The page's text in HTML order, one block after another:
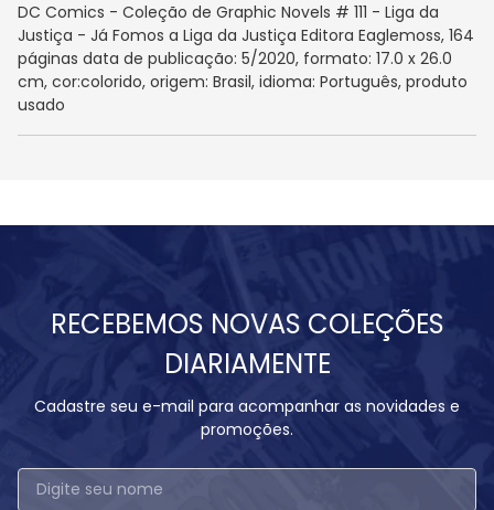
DC Comics - Coleção de Graphic Novels # 111 - Liga da
Justiça - Já Fomos a Liga da Justiça Editora Eaglemoss, 164
páginas data de publicação: 5/2020, formato: 17.0 x 26.0
cm, cor:colorido, origem: Brasil, idioma: Português, produto
usado
RECEBEMOS NOVAS COLEÇÕES
DIARIAMENTE
Cadastre seu e-mail para acompanhar as novidades e
promoções.